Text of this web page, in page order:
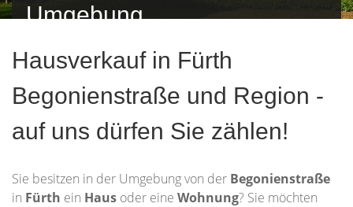
Umgebung
Hausverkauf in Fürth
Begonienstraße und Region -
auf uns dürfen Sie zählen!
Sie besitzen in der Umgebung von der Begonienstraße
in Fürth ein Haus oder eine Wohnung? Sie möchten